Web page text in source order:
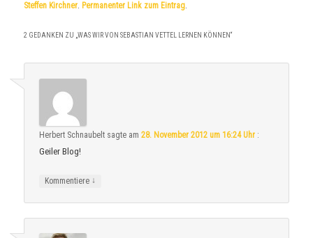
Steffen Kirchner. Permanenter Link zum Eintrag.
2 GEDANKEN ZU „WAS WIR VON SEBASTIAN VETTEL LERNEN KÖNNEN“
Herbert Schnaubelt sagte am28. November 2012 um 16:24 Uhr :
Geiler Blog!
Kommentiere ↓